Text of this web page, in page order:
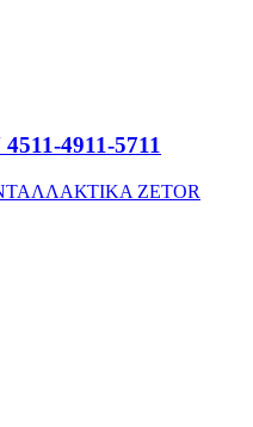
4911-5711
ZETOR